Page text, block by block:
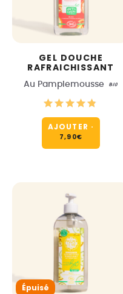
GEL DOUCHE
RAFRAICHISSANT
Au Pamplemousse BIO
AJOUTER ·
7,90€
Épuisé